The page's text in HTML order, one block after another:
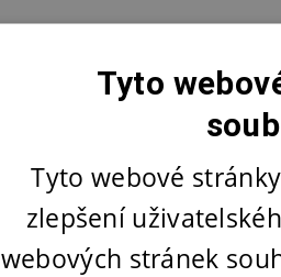
Tyto
Tyto webové
zlepšení
webových stránek